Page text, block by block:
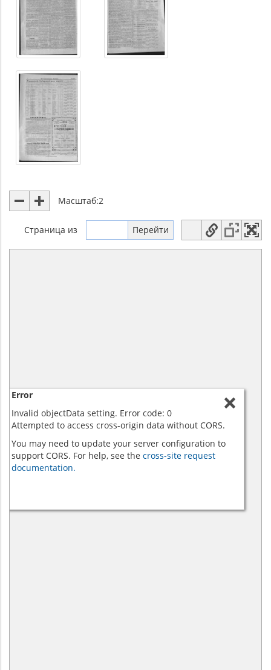
Масштаб:2
Страница из
Error
Invalid objectData setting. Error code: 0
Attempted to access cross-origin data without CORS.
You may need to update your server configuration to
support CORS. For help, see the cross-site request
documentation.